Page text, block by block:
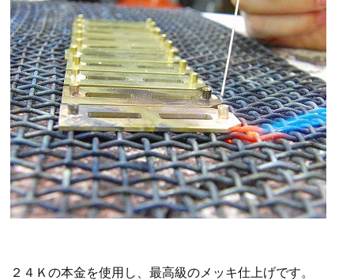
２４Ｋの本金を使用し、最高級のメッキ仕上げです。